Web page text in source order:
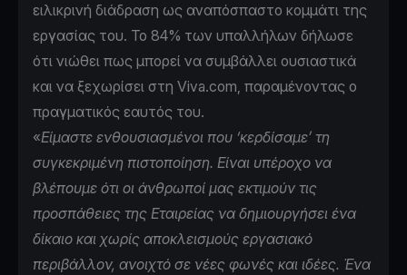
ειλικρινή διάδραση ως αναπόσπαστο κομμάτι της
εργασίας του. Το 84% των υπαλλήλων δήλωσε
ότι νιώθει πως μπορεί να συμβάλλει ουσιαστικά
και να ξεχωρίσει στη Viva.com, παραμένοντας ο
πραγματικός εαυτός του.
«Είμαστε ενθουσιασμένοι που ‘κερδίσαμε’ τη
συγκεκριμένη πιστοποίηση. Είναι υπέροχο να
βλέπουμε ότι οι άνθρωποί μας εκτιμούν τις
προσπάθειες της Εταιρείας να δημιουργήσει ένα
δίκαιο και χωρίς αποκλεισμούς εργασιακό
περιβάλλον, ανοιχτό σε νέες φωνές και ιδέες. Ένα